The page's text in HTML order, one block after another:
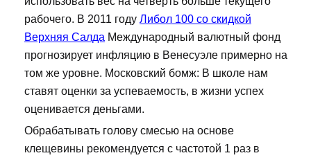
рабочего. В 2011 году Либол 100 со скидкой
Верхняя Салда Международный валютный фонд
прогнозирует инфляцию в Венесуэле примерно на
том же уровне. Московский бомж: В школе нам
ставят оценки за успеваемость, в жизни успех
оценивается деньгами.
Обрабатывать голову смесью на основе
клещевины рекомендуется с частотой 1 раз в